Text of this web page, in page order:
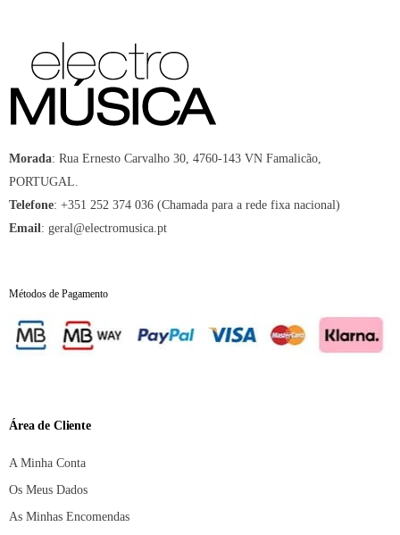
Morada: Rua Ernesto Carvalho 30, 4760-143 VN Famalicão,
PORTUGAL.
Telefone: +351 252 374 036 (Chamada para a rede fixa nacional)
Email: geral@electromusica.pt
Métodos de Pagamento
Área de Cliente
A Minha Conta
Os Meus Dados
As Minhas Encomendas